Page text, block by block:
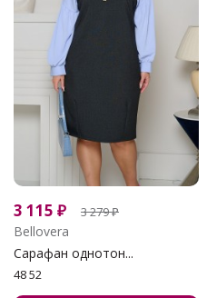
3 115 ₽ 3 279₽
Bellovera
Сарафан однотон...
48 52